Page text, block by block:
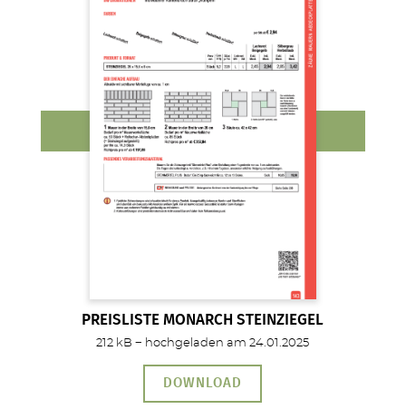
PREISLISTE MONARCH STEINZIEGEL
212 kB − hochgeladen am 24.01.2025
DOWNLOAD